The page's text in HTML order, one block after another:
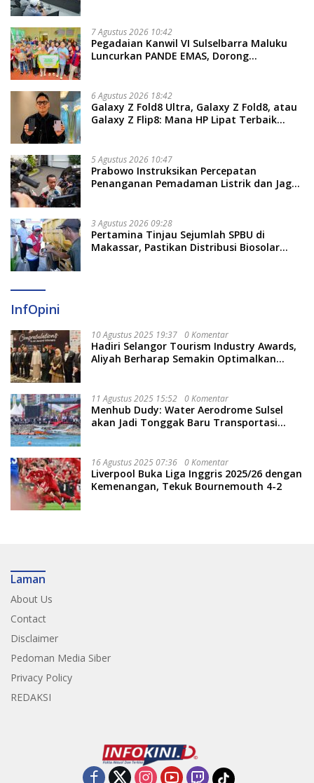
7 Agustus 2026 10:42
Pegadaian Kanwil VI Sulselbarra Maluku
Luncurkan PANDE EMAS, Dorong
6 Agustus 2026 18:42
Galaxy Z Fold8 Ultra, Galaxy Z Fold8, atau
Galaxy Z Flip8: Mana HP Lipat Terbaik
5 Agustus 2026 10:47
Prabowo Instruksikan Percepatan
Penanganan Pemadaman Listrik dan Jaga
3 Agustus 2026 09:28
Pertamina Tinjau Sejumlah SPBU di
Makassar, Pastikan Distribusi Biosolar
InfOpini
10 Agustus 2025 19:37 0 Komentar
Hadiri Selangor Tourism Industry Awards,
Aliyah Berharap Semakin Optimalkan
11 Agustus 2025 15:52 0 Komentar
Menhub Dudy: Water Aerodrome Sulsel
akan Jadi Tonggak Baru Transportasi
16 Agustus 2025 07:36 0 Komentar
Liverpool Buka Liga Inggris 2025/26 dengan
Kemenangan, Tekuk Bournemouth 4-2
Laman
About Us
Contact
Disclaimer
Pedoman Media Siber
Privacy Policy
REDAKSI